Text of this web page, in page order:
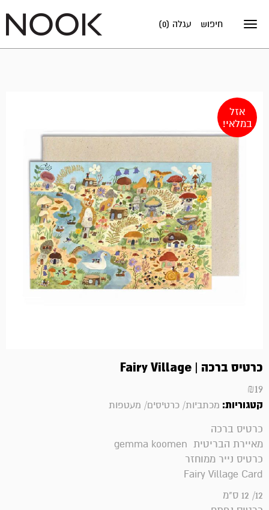
Toggle
עגלה (0) חיפוש
אזל
במלאי!
כרטיס ברכה | Fairy Village
₪19
קטגוריות: מכתביות/ כרטיסים/ מעטפות
כרטיס ברכה
מאיירת הבריטית gemma koomen
כרטיס נייר ממוחזר
Fairy Village Card
12/ 12 ס"מ